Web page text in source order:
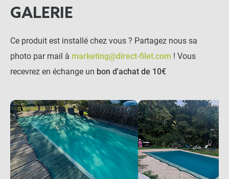
GALERIE
Ce produit est installé chez vous ? Partagez nous sa
photo par mail à marketing@direct-filet.com ! Vous
recevrez en échange un bon d'achat de 10€